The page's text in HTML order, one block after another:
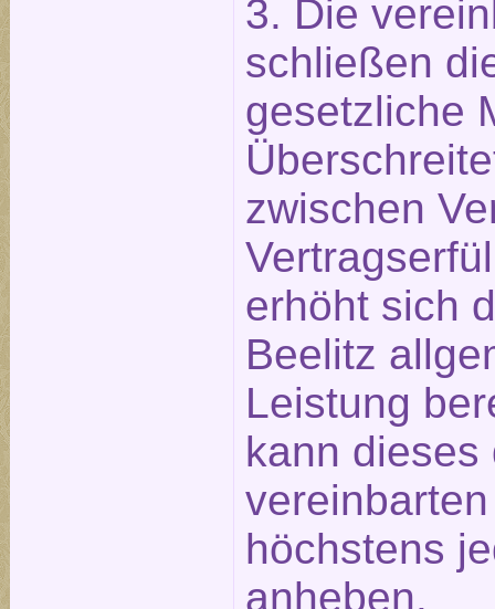
3. Die
schließen
gesetzliche
zwischen
erhöht sich
Beelitz
Leistung
kann dieses
höchstens
anheben.